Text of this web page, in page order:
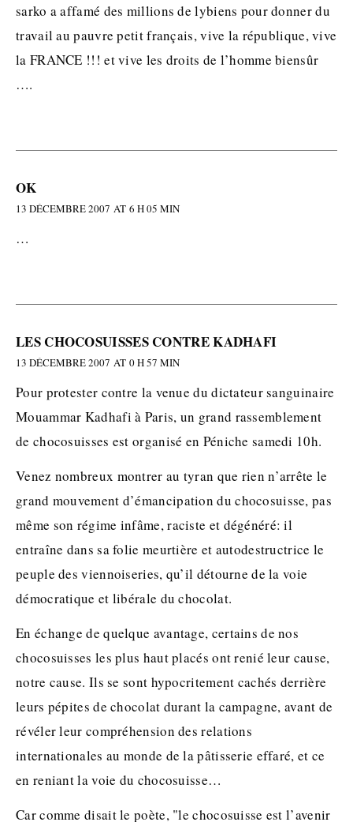
sarko a affamé des millions de lybiens pour donner du
travail au pauvre petit français, vive la république, vive
la FRANCE !!! et vive les droits de l’homme biensûr
….
OK
13 DÉCEMBRE 2007 AT 6 H 05 MIN
…
LES CHOCOSUISSES CONTRE KADHAFI
13 DÉCEMBRE 2007 AT 0 H 57 MIN
Pour protester contre la venue du dictateur sanguinaire
Mouammar Kadhafi à Paris, un grand rassemblement
de chocosuisses est organisé en Péniche samedi 10h.
Venez nombreux montrer au tyran que rien n’arrête le
grand mouvement d’émancipation du chocosuisse, pas
même son régime infâme, raciste et dégénéré: il
entraîne dans sa folie meurtière et autodestructrice le
peuple des viennoiseries, qu’il détourne de la voie
démocratique et libérale du chocolat.
En échange de quelque avantage, certains de nos
chocosuisses les plus haut placés ont renié leur cause,
notre cause. Ils se sont hypocritement cachés derrière
leurs pépites de chocolat durant la campagne, avant de
révéler leur compréhension des relations
internationales au monde de la pâtisserie effaré, et ce
en reniant la voie du chocosuisse…
Car comme disait le poète, "le chocosuisse est l’avenir